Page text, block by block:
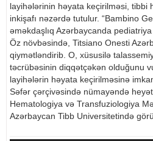
layihələrinin həyata keçirilməsi, tibbi
inkişafı nəzərdə tutulur. “Bambino
əməkdaşlıq Azərbaycanda
Öz növbəsində, Titsiano Onesti
qiymətləndirib. O, xüsusilə
təcrübəsinin diqqətçəkən olduğunu
layihələrin həyata keçirilməsinə
Səfər çərçivəsində nümayəndə
Hematologiya və Transfuziologiya
Azərbaycan Tibb Universitetində